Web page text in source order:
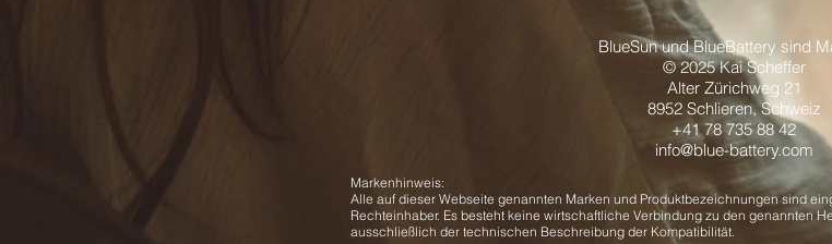
BlueSun und BlueBattery sind
© 2025 Kai Scheffer
Alter Zürichweg 21
8952 Schlieren,Schweiz
+41 78 735 88 42
info@blue-battery.com
Markenhinweis:
Alle auf dieser Webseite genannten Marken und Produktbezeichnungen sind
Rechteinhaber. Es besteht keine wirtschaftliche Verbindung zu den genannten
ausschließlich der technischen Beschreibung der Kompatibilität.